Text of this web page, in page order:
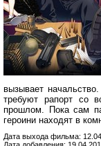
вызывает
требуют рапорт со
прошлом. Пока сам
героини находят в
Дата выхода фильма: